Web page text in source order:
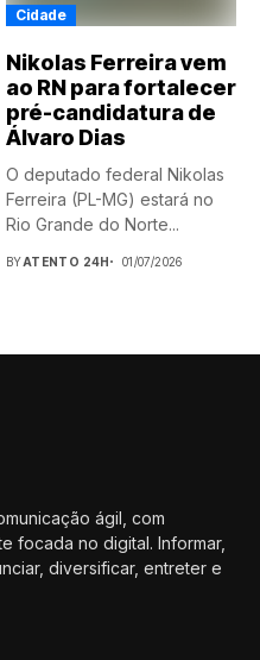
Cidade
Nikolas Ferreira vem
ao RN para fortalecer
pré-candidatura de
Álvaro Dias
O deputado federal Nikolas
Ferreira (PL-MG) estará no
Rio Grande do Norte...
BYATENTO 24H 01/07/2026
ágil, com
focada no digital. Informar,
diversificar, entreter e